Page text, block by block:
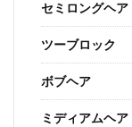
セミロングヘア
ツーブロック
ボブヘア
ミディアムヘア